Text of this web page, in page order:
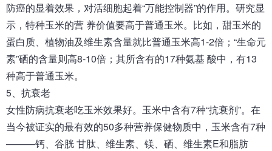
防癌的显着效果，对活细胞起着“万能控制器”的作用。研究显
示，特种玉米的营 养价值要高于普通玉米。比如，甜玉米的
蛋白质、植物油及维生素含量就比普通玉米高1-2倍；“生命元
素”硒的含量则高8-10倍；其所含有的17种氨基 酸中，有13
种高于普通玉米。
5、抗衰老
女性防病抗衰老吃玉米效果好。玉米中含有7种“抗衰剂”。在
当今被证实的最有效的50多种营养保健物质中，玉米含有7种
———钙、谷胱 甘肽、维生素、镁、硒、维生素E和脂肪